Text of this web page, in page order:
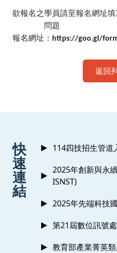
欲報名之學員請至報名網址
問題
報名網址：
https://goo.gl/
返回
快
速
連
結
114四技招生管道
2025年創新與永
ISNST)
2025年先端科技
第21屆數位訊號
教育部產業菁英